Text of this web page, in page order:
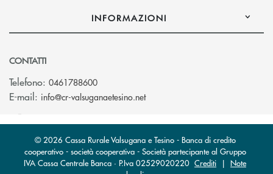
INFORMAZIONI
CONTATTI
Telefono: 0461788600
E-mail: info@cr-valsuganaetesino.net(si apre l’app di posta
© 2026 Cassa Rurale Valsugana e Tesino - Banca di credito
cooperativo - società cooperativa - Società partecipante al Gruppo
IVA Cassa Centrale Banca · P.Iva 02529020220 Crediti | Note